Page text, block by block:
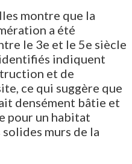
montre que la
a été
le 3e et le 5e siècle
indiquent
et de
ce qui suggère que
densément bâtie et
pour un habitat
murs de la